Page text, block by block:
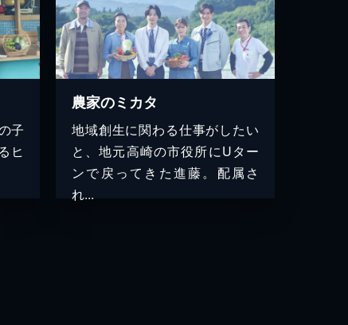
子
ヒ
農家のミカタ
地域創生に関わる仕事がしたい
と、地元高崎の市役所にUター
ンで戻ってきた進藤。配属さ
れ...